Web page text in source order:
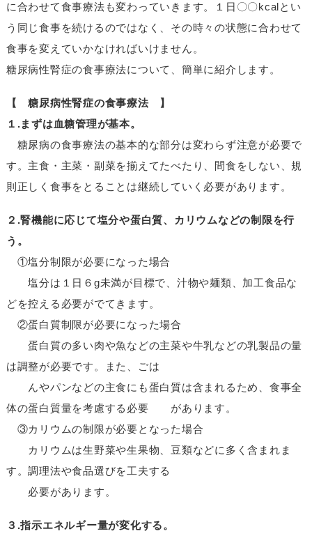
に合わせて食事療法も変わっていきます。１日〇〇kcalとい
う同じ食事を続けるのではなく、その時々の状態に合わせて
食事を変えていかなければいけません。
糖尿病性腎症の食事療法について、簡単に紹介します。
【 糖尿病性腎症の食事療法 】
１.まずは血糖管理が基本。
糖尿病の食事療法の基本的な部分は変わらず注意が必要で
す。主食・主菜・副菜を揃えてたべたり、間食をしない、規
則正しく食事をとることは継続していく必要があります。
２.腎機能に応じて塩分や蛋白質、カリウムなどの制限を行
う。
①塩分制限が必要になった場合
塩分は１日６g未満が目標で、汁物や麺類、加工食品な
どを控える必要がでてきます。
②蛋白質制限が必要になった場合
蛋白質の多い肉や魚などの主菜や牛乳などの乳製品の量
は調整が必要です。また、ごは
んやパンなどの主食にも蛋白質は含まれるため、食事全
体の蛋白質量を考慮する必要 があります。
③カリウムの制限が必要となった場合
カリウムは生野菜や生果物、豆類などに多く含まれま
す。調理法や食品選びを工夫する
必要があります。
３.指示エネルギー量が変化する。